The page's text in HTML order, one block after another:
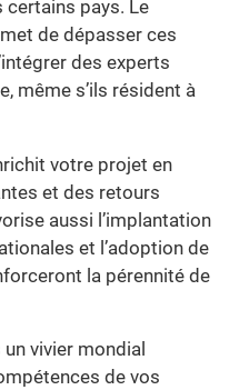
certains pays. Le
de dépasser ces
des experts
même s’ils résident à
votre projet en
et des retours
aussi l’implantation
et l’adoption de
la pérennité de
un vivier mondial
de vos